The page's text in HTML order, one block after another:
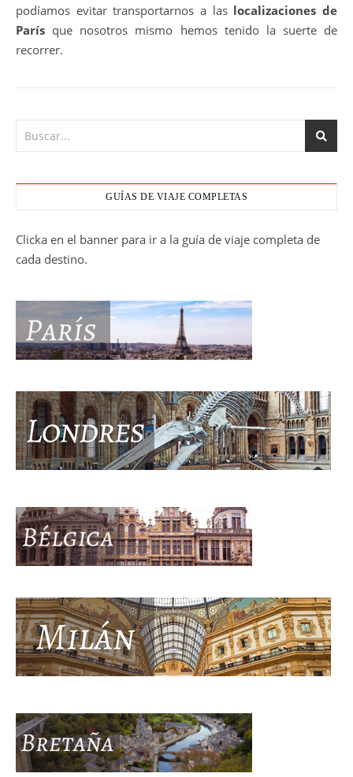
podíamos evitar transportarnos a las localizaciones de
París que nosotros mismo hemos tenido la suerte de
recorrer.
GUÍAS DE VIAJE COMPLETAS
Clicka en el banner para ir a la guía de viaje completa de
cada destino.